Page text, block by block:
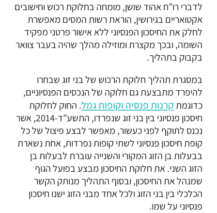
לדברי רו”ח אהוד שושן, מומחה בחלוקת רכוש וחישובים
אקטואריים בגירושין, הוראת רשות המסים מאפשרת
לחלק את החיסכון הפנסיוני ללא אישור פרטני מפקיד
השומה, ובכך מקצרת ומוזילה מהלך שהיה בעבר צוואר
בקבוק בתהליך.
במסגרת תהליך חלוקת הרכוש של בני זוג שבחרו
להיפרד מתבצעת גם חלוקה של הנכסים הפנסיוניים,
כדוגמתקרנות פנסיה וקופות גמל. החוק לחלוקת
חיסכון פנסיוני בין בני זוג שנפרדו, התשע”ד-2014, אשר
נכנס לתוקף לפני כעשור, מאפשר לבצע פיצול של כל
קופת חיסכון פנסיוני לשתי קופות נפרדות, אחת נשארת
בבעלות בן הזוג המקורי והשנייה עוברת לבעלות בן
הזוג השני. את חלוקת החיסכון מבצע בפועל הגוף
שמנהל את החיסכון, ובסוף התהליך מנותק הקשר
הכלכלי בין בני הזוג ולכל אחד מבני הזוג ישנו חיסכון
פנסיוני על שמו.